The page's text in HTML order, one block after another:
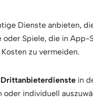
Dienste anbieten,
Spiele, die in App-
zu vermeiden.
Drittanbieterdienste in
individuell